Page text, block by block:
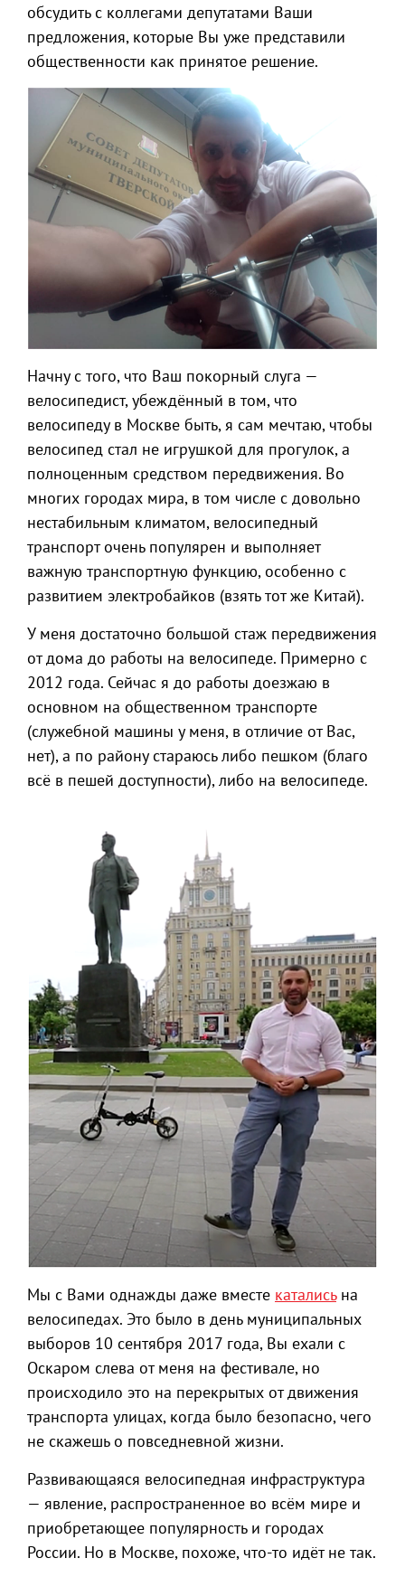
обсудить с коллегами депутатами Ваши
предложения, которые Вы уже представили
общественности как принятое решение.
Начну с того, что Ваш покорный слуга —
велосипедист, убеждённый в том, что
велосипеду в Москве быть, я сам мечтаю, чтобы
велосипед стал не игрушкой для прогулок, а
полноценным средством передвижения. Во
многих городах мира, в том числе с довольно
нестабильным климатом, велосипедный
транспорт очень популярен и выполняет
важную транспортную функцию, особенно с
развитием электробайков (взять тот же Китай).
У меня достаточно большой стаж передвижения
от дома до работы на велосипеде. Примерно с
2012 года. Сейчас я до работы доезжаю в
основном на общественном транспорте
(служебной машины у меня, в отличие от Вас,
нет), а по району стараюсь либо пешком (благо
всё в пешей доступности), либо на велосипеде.
Мы с Вами однажды даже вместе каталисьна
велосипедах. Это было в день муниципальных
выборов 10 сентября 2017 года, Вы ехали с
Оскаром слева от меня на фестивале, но
происходило это на перекрытых от движения
транспорта улицах, когда было безопасно, чего
не скажешь о повседневной жизни.
Развивающаяся велосипедная инфраструктура
— явление, распространенное во всём мире и
приобретающее популярность и городах
России. Но в Москве, похоже, что-то идёт не так.